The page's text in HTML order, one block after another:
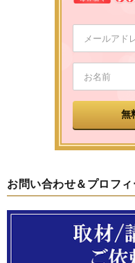
お問い合わせ＆プロフ